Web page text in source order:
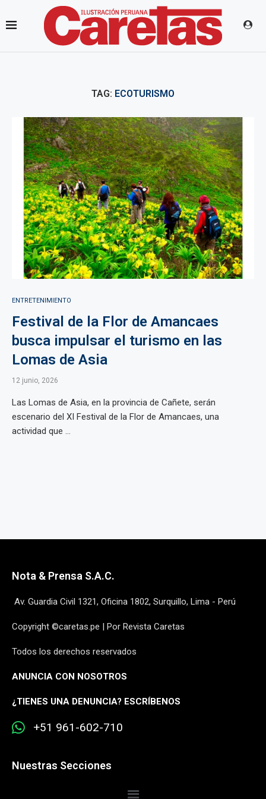
TAG: ECOTURISMO
ENTRETENIMIENTO
Festival de la Flor de Amancaes
busca impulsar el turismo en las
Lomas de Asia
12 junio, 2026
Las Lomas de Asia, en la provincia de Cañete, serán
escenario del XI Festival de la Flor de Amancaes, una
actividad que ...
Nota & Prensa S.A.C.
Av. Guardia Civil 1321, Oficina 1802, Surquillo, Lima - Perú
Copyright ©caretas.pe | Por Revista Caretas
Todos los derechos reservados
ANUNCIA CON NOSOTROS
¿TIENES UNA DENUNCIA? ESCRÍBENOS
+51 961-602-710
Nuestras Secciones